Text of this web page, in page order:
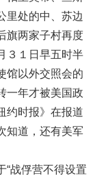
里处的中、苏边
旗两家子村再度
３１日早五时半
馆以外交照会的
一年才被美国政
约时报》在报道
知道，还有美军
“战俘营不得设置